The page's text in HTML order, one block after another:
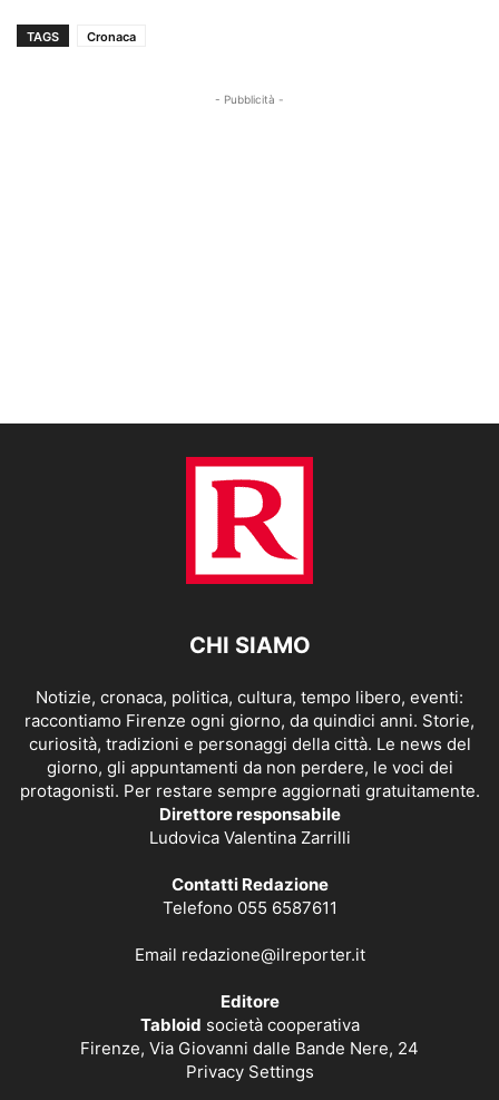
TAGS Cronaca
- Pubblicità -
CHI SIAMO
Notizie, cronaca, politica, cultura, tempo libero, eventi:
raccontiamo Firenze ogni giorno, da quindici anni. Storie,
curiosità, tradizioni e personaggi della città. Le news del
giorno, gli appuntamenti da non perdere, le voci dei
protagonisti. Per restare sempre aggiornati gratuitamente.
Direttore responsabile
Ludovica Valentina Zarrilli
Contatti Redazione
Telefono 055 6587611
Email redazione@ilreporter.it
Editore
Tabloid società cooperativa
Firenze, Via Giovanni dalle Bande Nere, 24
Privacy Settings